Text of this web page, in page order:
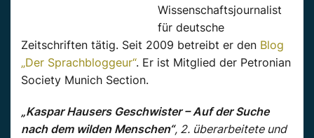
Wissenschaftsjournalist
für deutsche
Zeitschriften tätig. Seit 2009 betreibt er den Blog
„Der Sprachbloggeur“. Er ist Mitglied der Petronian
Society Munich Section.
„Kaspar Hausers Geschwister – Auf der Suche
nach dem wilden Menschen“, 2. überarbeitete und